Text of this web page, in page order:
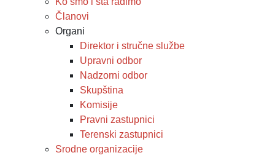
Članovi
Organi
Direktor i stručne službe
Upravni odbor
Nadzorni odbor
Skupština
Komisije
Pravni zastupnici
Terenski zastupnici
Srodne organizacije